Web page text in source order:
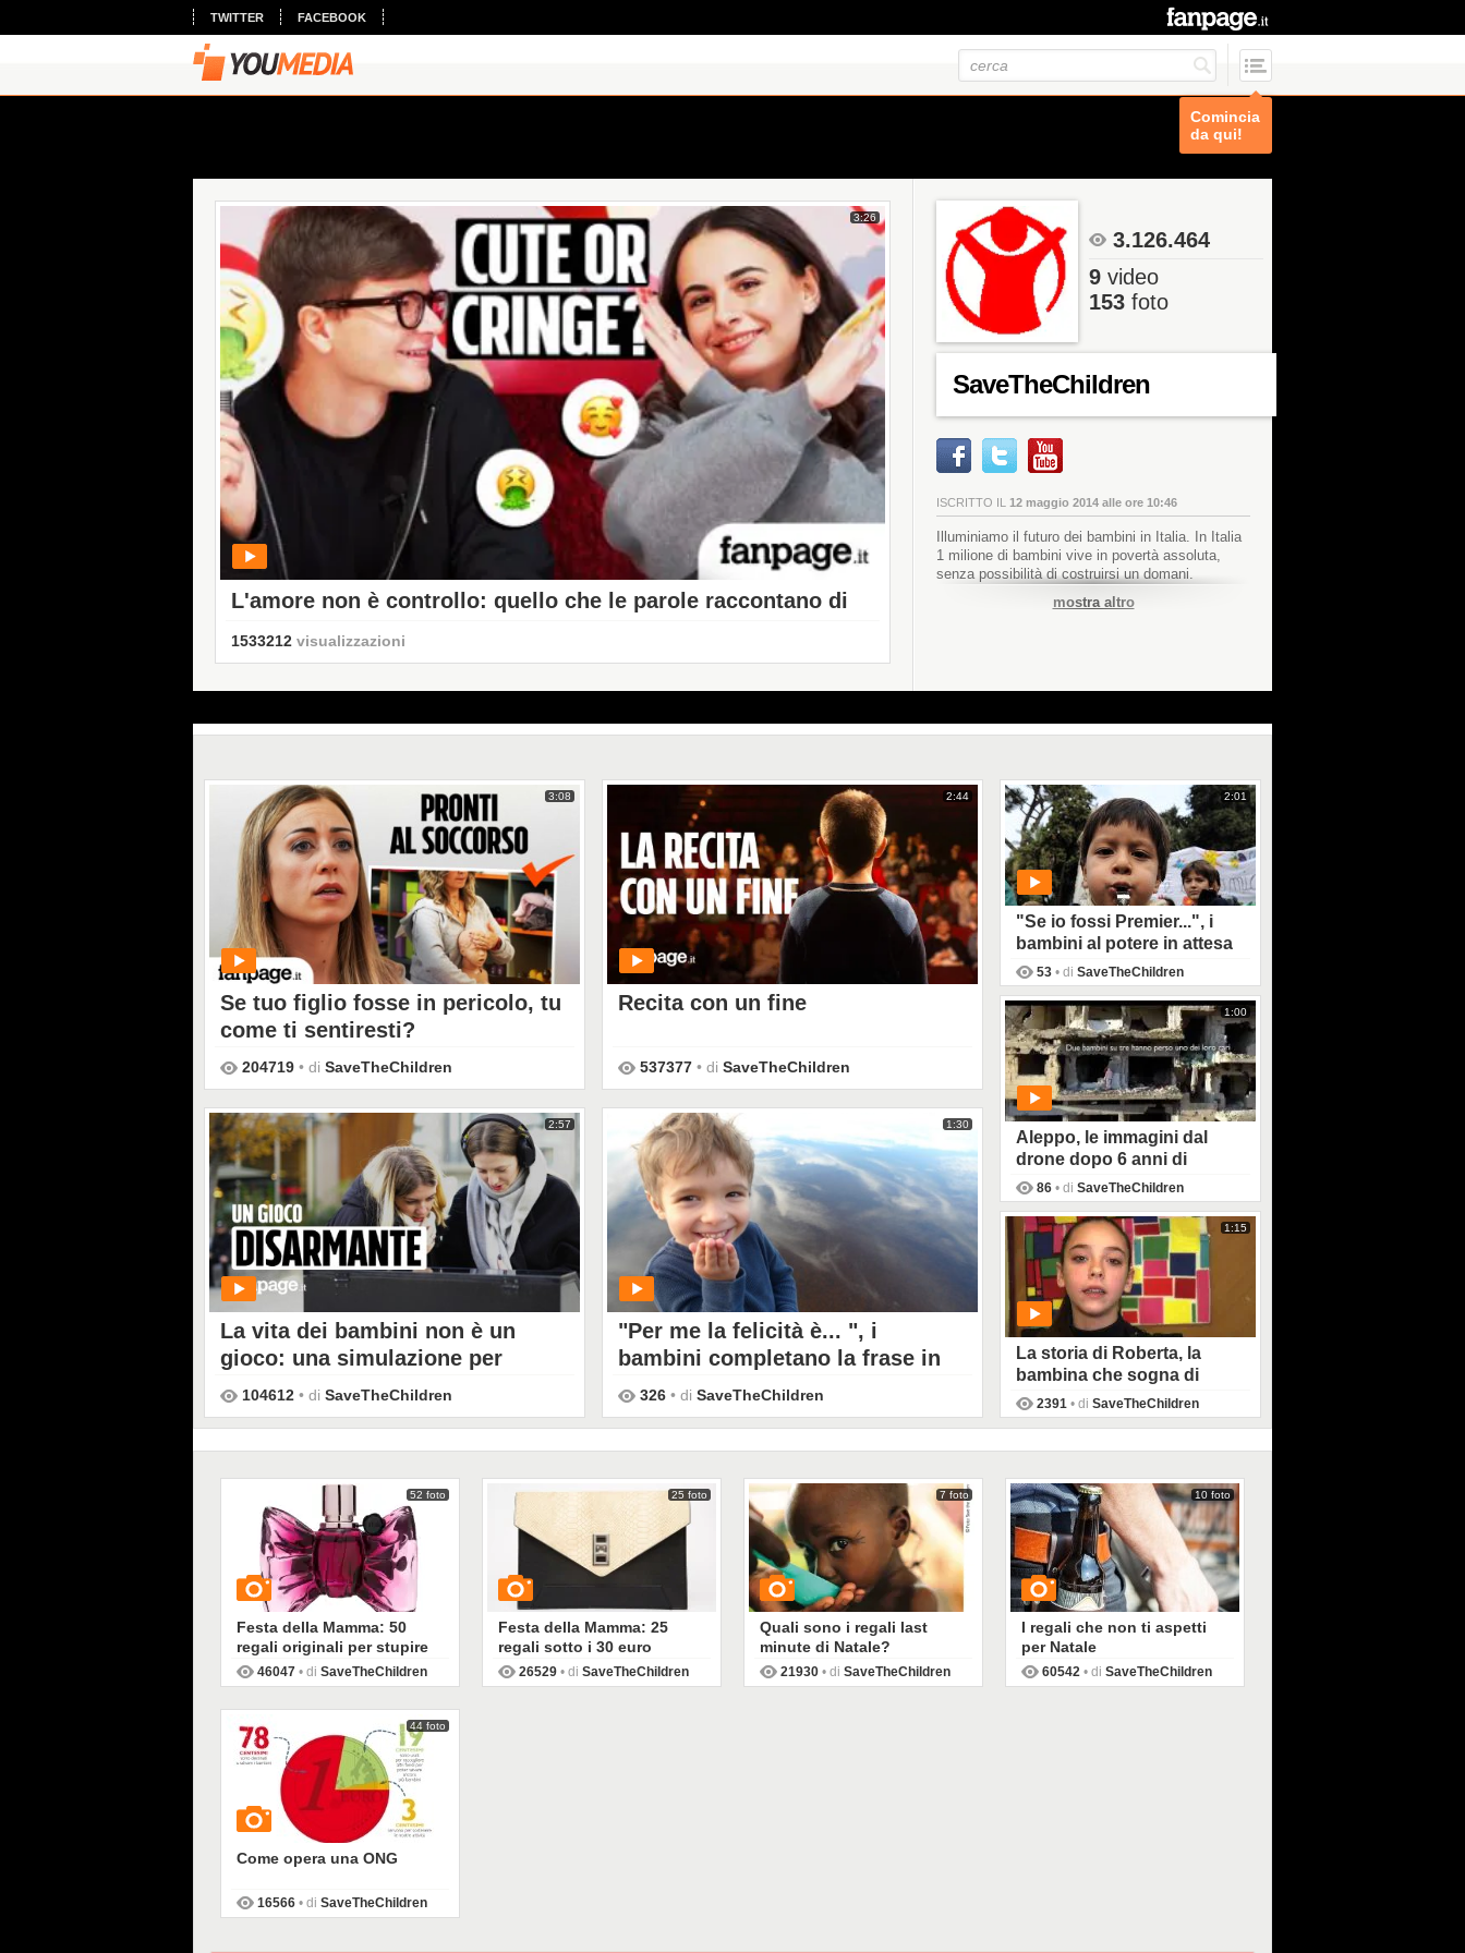
TWITTER FACEBOOK
Comincia
da qui!
3:26
L'amore non è controllo: quello che le parole raccontano di
una relazione
1533212 visualizzazioni
3.126.464
9 video
153 foto
SaveTheChildren
ISCRITTO IL 12 maggio 2014 alle ore 10:46
Illuminiamo il futuro dei bambini in Italia. In Italia
1 milione di bambini vive in povertà assoluta,
senza possibilità di costruirsi un domani.
L’educazione può illuminare il loro futuro.
http://www.illuminiamoilfuturo.it/sostieni/
mostra altro
3:08
Se tuo figlio fosse in pericolo, tu
come ti sentiresti?
PLAY
204719 • di SaveTheChildren
2:44
Recita con un fine
PLAY
537377 • di SaveTheChildren
2:57
La vita dei bambini non è un
gioco: una simulazione per
sensibilizzare e scuotere le
coscienze
104612 • di SaveTheChildren
1:30
"Per me la felicità è... ", i
bambini completano la frase in
occasione della Giornata della
Felicità
326 • di SaveTheChildren
2:01
"Se io fossi Premier...", i
bambini al potere in attesa
del 4 marzo
PLAY
53 • di SaveTheChildren
1:00
Aleppo, le immagini dal
drone dopo 6 anni di
guerra sono spaventose:
milioni di bambini in
pericolo
PLAY
86 • di SaveTheChildren
1:15
La storia di Roberta, la
bambina che sogna di
essere una ballerina: "Non
smettete mai di sognare"
2391 • di SaveTheChildren
52 foto
Festa della Mamma: 50
regali originali per stupire
GUARDA
46047 • di SaveTheChildren
25 foto
Festa della Mamma: 25
regali sotto i 30 euro
26529 • di SaveTheChildren
7 foto
Quali sono i regali last
minute di Natale?
21930 • di SaveTheChildren
10 foto
I regali che non ti aspetti
per Natale
60542 • di SaveTheChildren
44 foto
Come opera una ONG
16566 • di SaveTheChildren